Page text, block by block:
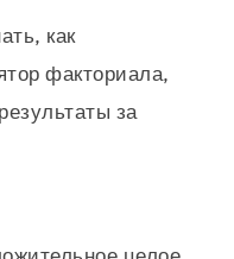
как
факториала,
за